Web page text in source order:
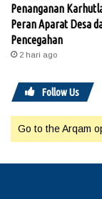
Penanganan
Peran Aparat Desa
Pencegahan
2 hari ago
Follow Us
Go to the Arqam